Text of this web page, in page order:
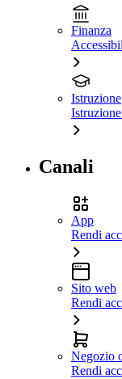
Finanza
Istruzione
Canali
App
Rendi
Sito web
Rendi
Negozio
Rendi